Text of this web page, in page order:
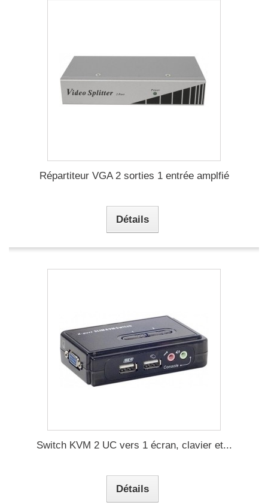
Répartiteur VGA 2 sorties 1 entrée amplfié
Détails
Switch KVM 2 UC vers 1 écran, clavier et...
Détails